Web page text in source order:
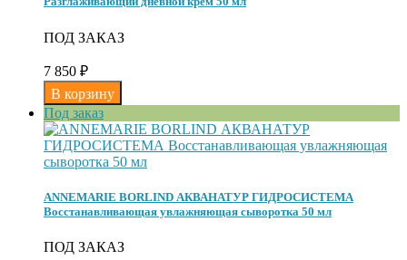
ПОД ЗАКАЗ
7 850 ₽
Под заказ
ANNEMARIE BORLIND АКВАНАТУР ГИДРОСИСТЕМА
Восстанавливающая увлажняющая сыворотка 50 мл
ПОД ЗАКАЗ